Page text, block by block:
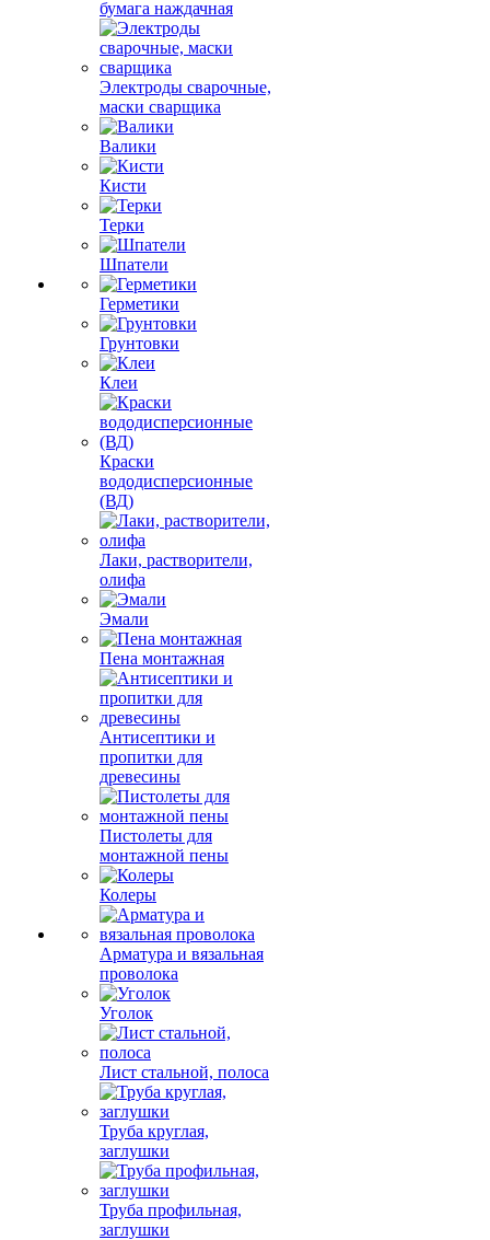
бумага наждачная
Электроды сварочные,
маски сварщика
Валики
Кисти
Терки
Шпатели
Герметики
Грунтовки
Клеи
Краски
вододисперсионные
(ВД)
Лаки, растворители,
олифа
Эмали
Пена монтажная
Антисептики и
пропитки для
древесины
Пистолеты для
монтажной пены
Колеры
Арматура и вязальная
проволока
Уголок
Лист стальной, полоса
Труба круглая,
заглушки
Труба профильная,
заглушки